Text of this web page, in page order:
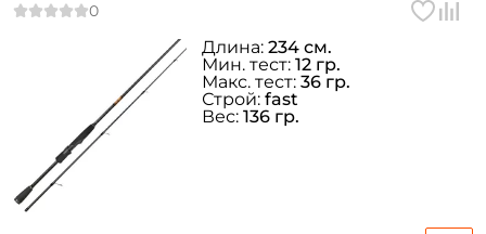
Длина: 234 см.
Мин. тест: 12 гр.
Макс. тест: 36 гр.
Строй: fast
Вес: 136 гр.